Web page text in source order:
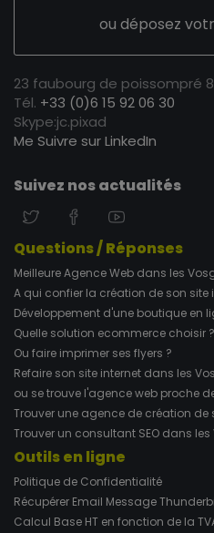
ou déposez
23 faubourg de poissompré
Tél. +33 (0)6 15 92 06 30
Skype:jc.pixad
Me Suivre sur LinkedIn
Suivez nos actualités
Questions / Réponses
Meilleure Agence Web dans les
A qui confier la création de son site
Développement d'une boutique en
Quelle solution ecommerce choisir ?
Ou faire imprimer ses flyers ?
Refaire son site internet dans les
ou se trouve l'agence web proche
Trouver une agence de création de
Trouver un consultant SEO dans les
Outils en ligne
Politique de Confidentialité
Récupérer Email Message
Calcul Base HT en fonction de la